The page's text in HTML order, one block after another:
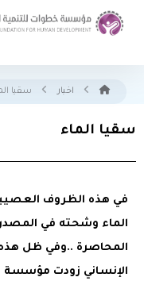
اخبار سقيا
سقيا الماء
في هذه الظروف
الماء وشحته في المصدر
المحاصرة ..وفي ظل هذه
الإنساني زودت مؤسسة